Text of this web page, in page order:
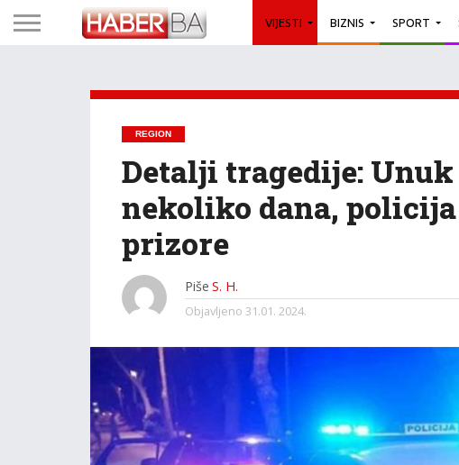
VIJESTI BIZNIS SPORT
REGION
Detalji tragedije:
nekoliko dana,
prizore
Piše S. H.
Objavljeno 31.01. 2024.